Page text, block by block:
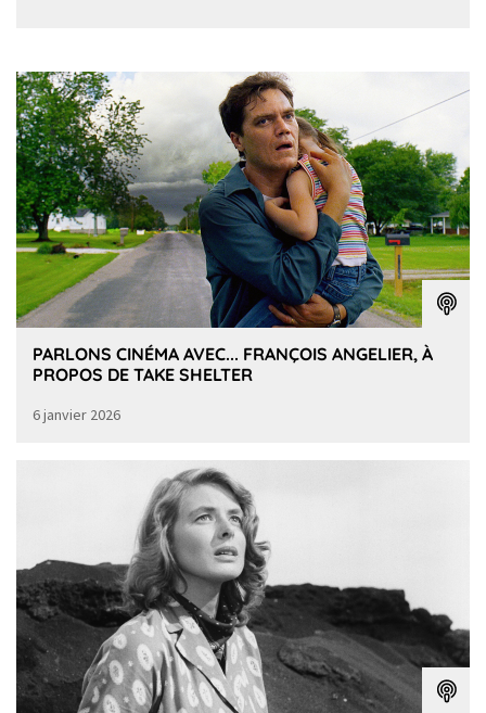
PARLONS CINÉMA AVEC... FRANÇOIS ANGELIER, À
PROPOS DE TAKE SHELTER
6 janvier 2026